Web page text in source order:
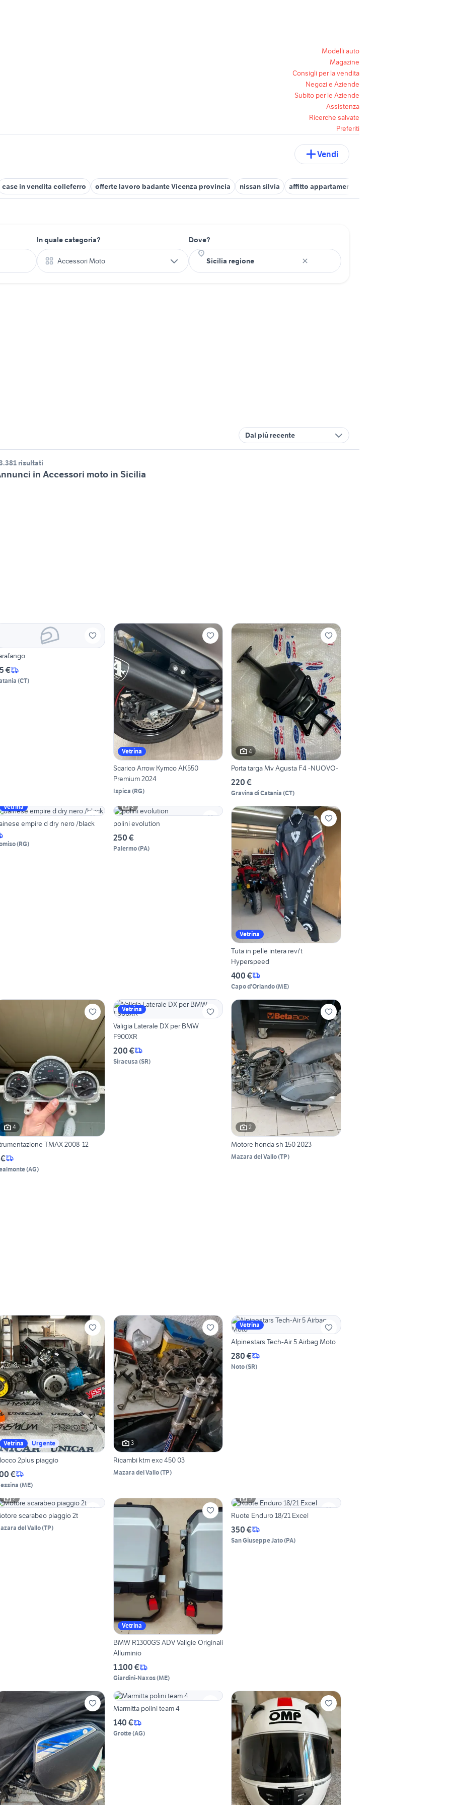
Modelli auto
Magazine
Consigli per la vendita
Negozi e Aziende
Subito per le Aziende
Assistenza
Ricerche salvate
Preferiti
Vendi
case in vendita colleferro offerte lavoro badante Vicenza provincia nissan silvia affitto appartamenti da privati Sassari provincia
In quale categoria?
Accessori Moto
Dove?
Dal più recente
risultati
in Accessori moto in Sicilia
€
(CT)
Vetrina
Scarico Arrow Kymco AK550
Premium 2024
Ispica (RG)
4
Porta targa Mv Agusta F4 -NUOVO-
220 €
Gravina di Catania (CT)
Vetrina
empire d dry nero /black
(RG)
3
polini evolution
250 €
Palermo(PA)
Vetrina
Tuta in pelle intera revi't
Hyperspeed
400 €
Capo d'Orlando(ME)
4
TMAX 2008-12
(AG)
Vetrina
Valigia Laterale DX per BMW
F900XR
200 €
Siracusa (SR)
2
Motore honda sh 150 2023
Mazara del Vallo(TP)
Vetrina Urgente
2plus piaggio
€
(ME)
3
Ricambi ktm exc 450 03
Mazara del Vallo(TP)
Vetrina
Alpinestars Tech-Air 5 Airbag Moto
280 €
Noto(SR)
2
scarabeo piaggio 2t
del Vallo(TP)
Vetrina
BMW R1300GS ADV Valigie Originali
Alluminio
1.100 €
Giardini-Naxos(ME)
5
Ruote Enduro 18/21 Excel
350 €
San Giuseppe Jato(PA)
Marmitta polini team 4
140 €
Grotte(AG)